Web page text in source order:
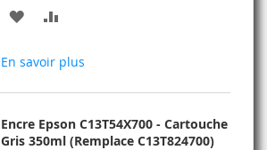
AJOUTER
D’ENVIE
En savoir plus
Encre Epson C13T54X700 - Cartouche
Gris 350ml (Remplace C13T824700)